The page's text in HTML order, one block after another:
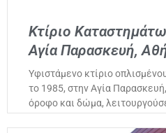
Κτίριο
Αγία Παρασκευή,
Υφιστάμενο κτίριο
το 1985, στην Αγία
όροφο και δώμα,